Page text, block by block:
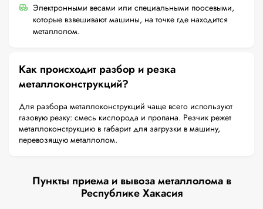
Электронными весами или специальными поосевыми,
которые взвешивают машины, на точке где находится
металлолом.
Как происходит разбор и резка
металлоконструкций?
Для разбора металлоконструкций чаще всего используют
газовую резку: смесь кислорода и пропана. Резчик режет
металлоконструкцию в габарит для загрузки в машину,
перевозящую металлолом.
Пункты приема и вывоза металлолома в
Республике Хакасия